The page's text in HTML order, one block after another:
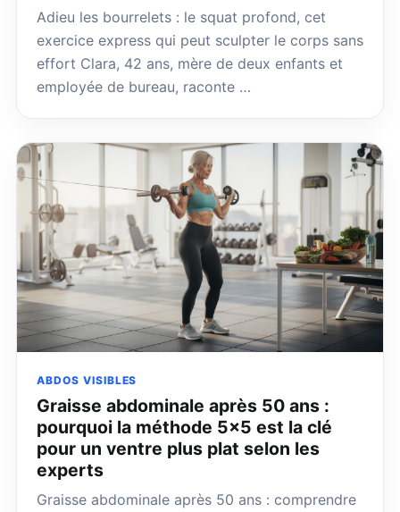
Adieu les bourrelets : le squat profond, cet
exercice express qui peut sculpter le corps sans
effort Clara, 42 ans, mère de deux enfants et
employée de bureau, raconte …
ABDOS VISIBLES
Graisse abdominale après 50 ans :
pourquoi la méthode 5×5 est la clé
pour un ventre plus plat selon les
experts
Graisse abdominale après 50 ans : comprendre